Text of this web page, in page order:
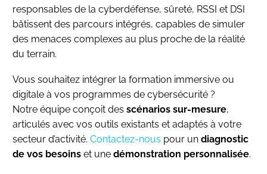
responsables de la cyberdéfense, sûreté, RSSI et DSI
bâtissent des parcours intégrés, capables de simuler
des menaces complexes au plus proche de la réalité
du terrain.
Vous souhaitez intégrer la formation immersive ou
digitale à vos programmes de cybersécurité ?
Notre équipe conçoit des scénarios sur-mesure,
articulés avec vos outils existants et adaptés à votre
secteur d’activité. Contactez-nous pour un diagnostic
de vos besoins et une démonstration personnalisée.